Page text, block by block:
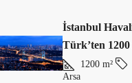
İstanbul
Türk’ten 1200
1200 m²
Arsa